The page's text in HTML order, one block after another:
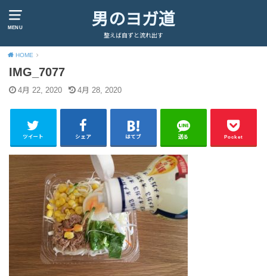
MENU 男のヨガ道
整えば自ずと流れ出す
HOME
IMG_7077
4月 22, 2020 4月 28, 2020
ツイート シェア はてブ 送る Pocket